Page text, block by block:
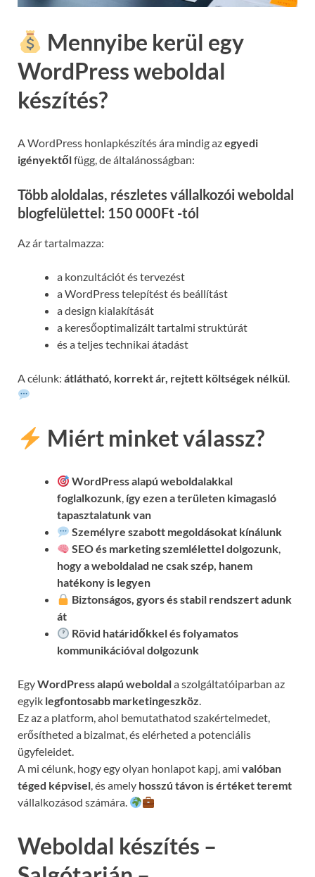
Mennyibe kerül egy
WordPress weboldal
készítés?
A WordPress honlapkészítés ára mindig azegyedi
igényektőlfügg, de általánosságban:
Több aloldalas, részletes vállalkozói weboldal
blogfelülettel: 150 000Ft -tól
Az ár tartalmazza:
a konzultációt és tervezést
a WordPress telepítést és beállítást
a design kialakítását
a keresőoptimalizált tartalmi struktúrát
és a teljes technikai átadást
A célunk: átlátható, korrekt ár, rejtett költségek nélkül
Miért minket válassz?
WordPress alapú weboldalakkal
foglalkozunk, így ezen a területen kimagasló
tapasztalatunk van
Személyre szabott megoldásokat kínálunk
SEO és marketing szemlélettel dolgozunk,
hogy a weboldalad ne csak szép, hanem
hatékony is legyen
Biztonságos, gyors és stabil rendszert adunk
át
Rövid határidőkkel és folyamatos
kommunikációvaldolgozunk
EgyWordPress alapú weboldala szolgáltatóiparban az
egyik legfontosabb marketingeszköz.
Ez az a platform, ahol bemutathatod szakértelmedet,
erősítheted a bizalmat, és elérheted a potenciális
ügyfeleidet.
A mi célunk, hogy egy olyan honlapot kapj, ami valóban
téged képvisel, és amely hosszú távon is értéket teremt
vállalkozásod számára.
Weboldal készítés –